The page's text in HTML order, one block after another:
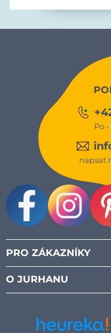
Po
napsat
PRO ZÁKAZNÍKY
O JURHANU